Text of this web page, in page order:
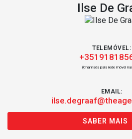
Ilse De
TELEMÓVEL:
(Chamada para rede móvel
EMAIL:
SABER MAIS